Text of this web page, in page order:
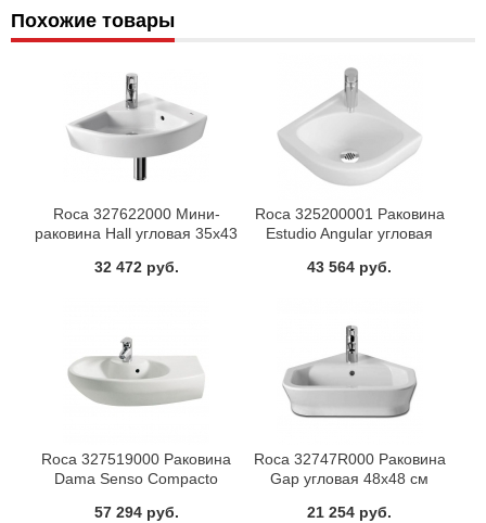
Похожие товары
Roca 327622000 Мини-
раковина Hall угловая 35x43
32 472 руб.
Roca 325200001 Раковина
Estudio Angular угловая
43 564 руб.
Roca 327519000 Раковина
Dama Senso Compacto
57 294 руб.
Roca 32747R000 Раковина
Gap угловая 48x48 см
21 254 руб.